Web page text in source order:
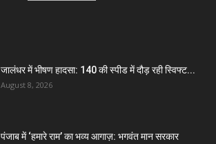
जालंधर में भीषण हादसा: 140 की स्पीड में दौड़ रही स्विफ्ट...
August 8, 2026
पंजाब में ‘हमारे राम’ का भव्य आगाज़: भगवंत मान सरकार